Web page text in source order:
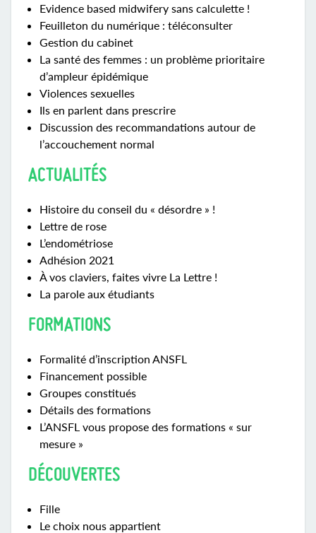
Evidence based midwifery sans calculette !
Feuilleton du numérique : téléconsulter
Gestion du cabinet
La santé des femmes : un problème prioritaire
d’ampleur épidémique
Violences sexuelles
Ils en parlent dans prescrire
Discussion des recommandations autour de
l’accouchement normal
ACTUALITÉS
Histoire du conseil du « désordre » !
Lettre de rose
L’endométriose
Adhésion 2021
À vos claviers, faites vivre La Lettre !
La parole aux étudiants
FORMATIONS
Formalité d’inscription ANSFL
Financement possible
Groupes constitués
Détails des formations
L’ANSFL vous propose des formations « sur
mesure »
DÉCOUVERTES
Fille
Le choix nous appartient